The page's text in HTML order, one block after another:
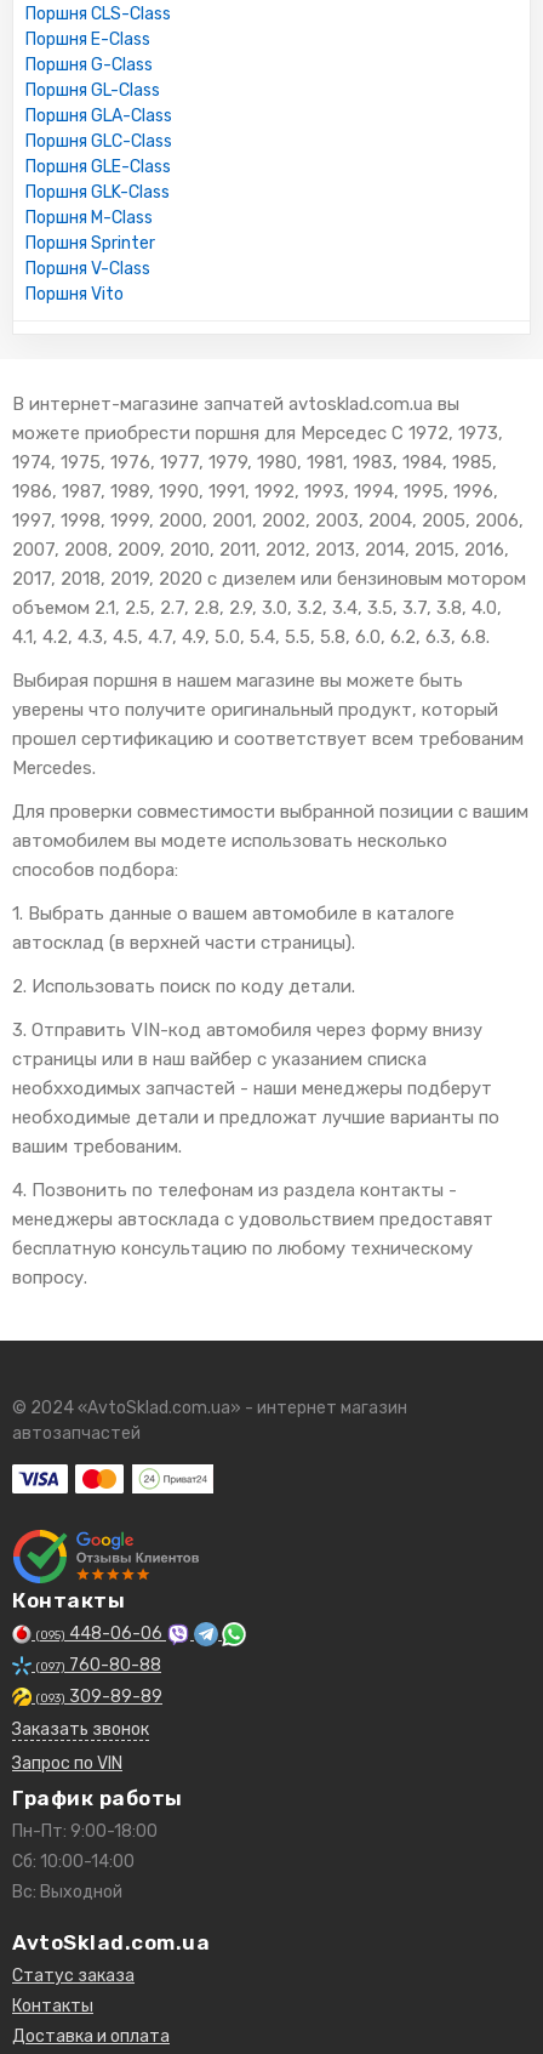
Поршня CLS-Class
Поршня E-Class
Поршня G-Class
Поршня GL-Class
Поршня GLA-Class
Поршня GLC-Class
Поршня GLE-Class
Поршня GLK-Class
Поршня M-Class
Поршня Sprinter
Поршня V-Class
Поршня Vito
В интернет-магазине запчатей avtosklad.com.ua вы
можете приобрести поршня для Мерседес С 1972, 1973,
1974, 1975, 1976, 1977, 1979, 1980, 1981, 1983, 1984, 1985,
1986, 1987, 1989, 1990, 1991, 1992, 1993, 1994, 1995, 1996,
1997, 1998, 1999, 2000, 2001, 2002, 2003, 2004, 2005, 2006,
2007, 2008, 2009, 2010, 2011, 2012, 2013, 2014, 2015, 2016,
2017, 2018, 2019, 2020 с дизелем или бензиновым мотором
объемом 2.1, 2.5, 2.7, 2.8, 2.9, 3.0, 3.2, 3.4, 3.5, 3.7, 3.8, 4.0,
4.1, 4.2, 4.3, 4.5, 4.7, 4.9, 5.0, 5.4, 5.5, 5.8, 6.0, 6.2, 6.3, 6.8.
Выбирая поршня в нашем магазине вы можете быть
уверены что получите оригинальный продукт, который
прошел сертификацию и соответствует всем требованим
Mercedes.
Для проверки совместимости выбранной позиции с вашим
автомобилем вы модете использовать несколько
способов подбора:
1. Выбрать данные о вашем автомобиле в каталоге
автосклад (в верхней части страницы).
2. Использовать поиск по коду детали.
3. Отправить VIN-код автомобиля через форму внизу
страницы или в наш вайбер с указанием списка
необхходимых запчастей - наши менеджеры подберут
необходимые детали и предложат лучшие варианты по
вашим требованим.
4. Позвонить по телефонам из раздела контакты -
менеджеры автосклада с удовольствием предоставят
бесплатную консультацию по любому техническому
вопросу.
© 2024 «AvtoSklad.com.ua» - интернет магазин
автозапчастей
Контакты
(095) 448-06-06
(097) 760-80-88
(093) 309-89-89
Заказать звонок
Запрос по VIN
График работы
Пн-Пт: 9:00-18:00
Сб: 10:00-14:00
Вс: Выходной
AvtoSklad.com.ua
Статус заказа
Контакты
Доставка и оплата